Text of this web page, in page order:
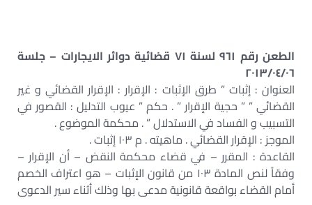
الطعن رقم ٩٦١ لسنة ٧١ قضائية دوائر الايجارات – جلسة
٢٠١٣/٠٤/٠٦
العنوان : إثبات ” طرق الإثبات : الإقرار : الإقرار القضائي و غير
القضائي ” ” حجية الإقرار ” . حكم ” عيوب التدليل : القصور في
التسبيب و الفساد في الاستدلال ” . محكمة الموضوع .
الموجز : الإقرار القضائي . ماهيته . م ١٠٣ إثبات .
القاعدة : المقرر – في قضاء محكمة النقض – أن الإقرار –
وفقاً لنص المادة ١٠٣ من قانون الإثبات – هو اعتراف الخصم
أمام القضاء بواقعة قانونية مدعى بها وذلك أثناء سير الدعوى